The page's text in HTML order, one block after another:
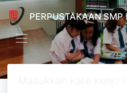
PERPUSTAKAAN